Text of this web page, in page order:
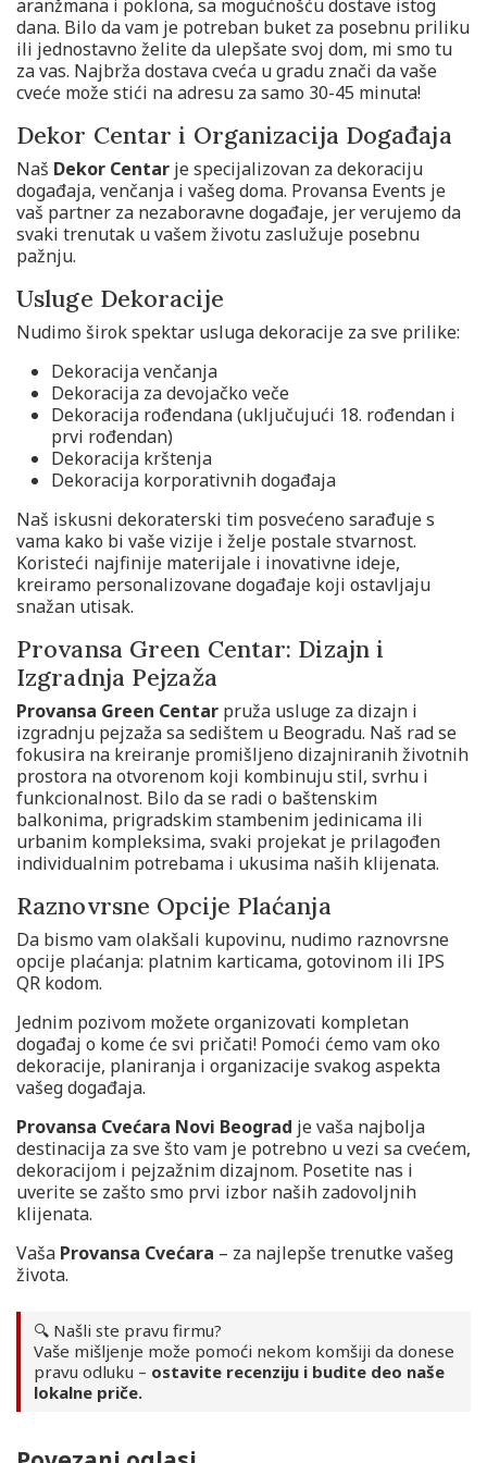
aranžmana i poklona, sa mogućnošću dostave istog
dana. Bilo da vam je potreban buket za posebnu priliku
ili jednostavno želite da ulepšate svoj dom, mi smo tu
za vas. Najbrža dostava cveća u gradu znači da vaše
cveće može stići na adresu za samo 30-45 minuta!
Dekor Centar i Organizacija Događaja
Naš Dekor Centar je specijalizovan za dekoraciju
događaja, venčanja i vašeg doma. Provansa Events je
vaš partner za nezaboravne događaje, jer verujemo da
svaki trenutak u vašem životu zaslužuje posebnu
pažnju.
Usluge Dekoracije
Nudimo širok spektar usluga dekoracije za sve prilike:
Dekoracija venčanja
Dekoracija za devojačko veče
Dekoracija rođendana (uključujući 18. rođendan i
prvi rođendan)
Dekoracija krštenja
Dekoracija korporativnih događaja
Naš iskusni dekoraterski tim posvećeno sarađuje s
vama kako bi vaše vizije i želje postale stvarnost.
Koristeći najfinije materijale i inovativne ideje,
kreiramo personalizovane događaje koji ostavljaju
snažan utisak.
Provansa Green Centar: Dizajn i
Izgradnja Pejzaža
Provansa Green Centar pruža usluge za dizajn i
izgradnju pejzaža sa sedištem u Beogradu. Naš rad se
fokusira na kreiranje promišljeno dizajniranih životnih
prostora na otvorenom koji kombinuju stil, svrhu i
funkcionalnost. Bilo da se radi o baštenskim
balkonima, prigradskim stambenim jedinicama ili
urbanim kompleksima, svaki projekat je prilagođen
individualnim potrebama i ukusima naših klijenata.
Raznovrsne Opcije Plaćanja
Da bismo vam olakšali kupovinu, nudimo raznovrsne
opcije plaćanja: platnim karticama, gotovinom ili IPS
QR kodom.
Jednim pozivom možete organizovati kompletan
događaj o kome će svi pričati! Pomoći ćemo vam oko
dekoracije, planiranja i organizacije svakog aspekta
vašeg događaja.
Provansa Cvećara Novi Beograd je vaša najbolja
destinacija za sve što vam je potrebno u vezi sa cvećem,
dekoracijom i pejzažnim dizajnom. Posetite nas i
uverite se zašto smo prvi izbor naših zadovoljnih
klijenata.
Vaša Provansa Cvećara – za najlepše trenutke vašeg
života.
🔍 Našli ste pravu firmu?
Vaše mišljenje može pomoći nekom komšiji da donese
pravu odluku – ostavite recenziju i budite deo naše
lokalne priče.